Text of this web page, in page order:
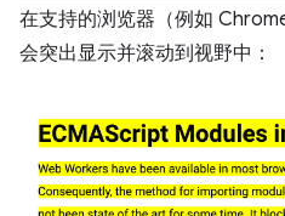
在支持的浏览器（例如
会突出显示并滚动到视野中：